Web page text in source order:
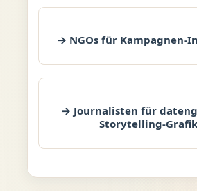
→ NGOs für Kampagnen-
→ Journalisten für
Storytelling-